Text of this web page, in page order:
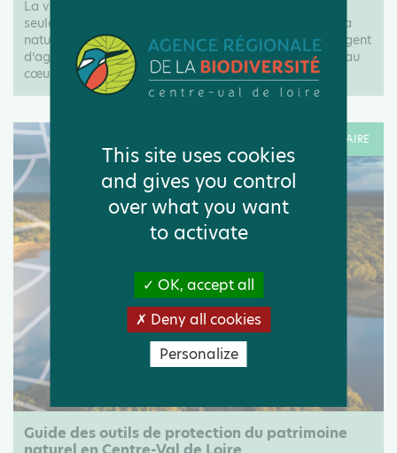
La vision stratégique à 20 ans de l'UICN identifie Une
seule santé comme un des secteurs clés en faveur de la
nature et des personnes qu'il faut transformer. Il est urgent
d’agir avec une vision systémique, replaçant l’humain au
cœur du vivant, à...
RESSOURCE DOCUMENTAIRE
Guide des outils de protection du patrimoine
This site uses cookies
and gives you control
over what you want
to activate
OK, accept all
Deny all cookies
Personalize